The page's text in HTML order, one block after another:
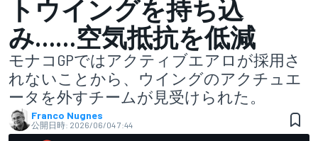
トウイングを持ち込
み……空気抵抗を低減
モナコGPではアクティブエアロが採用さ
れないことから、ウイングのアクチュエ
ータを外すチームが見受けられた。
Franco Nugnes
公開日時: 2026/06/04 7:44